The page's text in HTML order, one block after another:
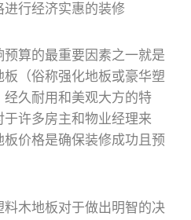
行经济实惠的装修
算的最重要因素之一就是
（俗称强化地板或豪华塑
久耐用和美观大方的特
许多房主和物业经理来
价格是确保装修成功且预
木地板对于做出明智的决